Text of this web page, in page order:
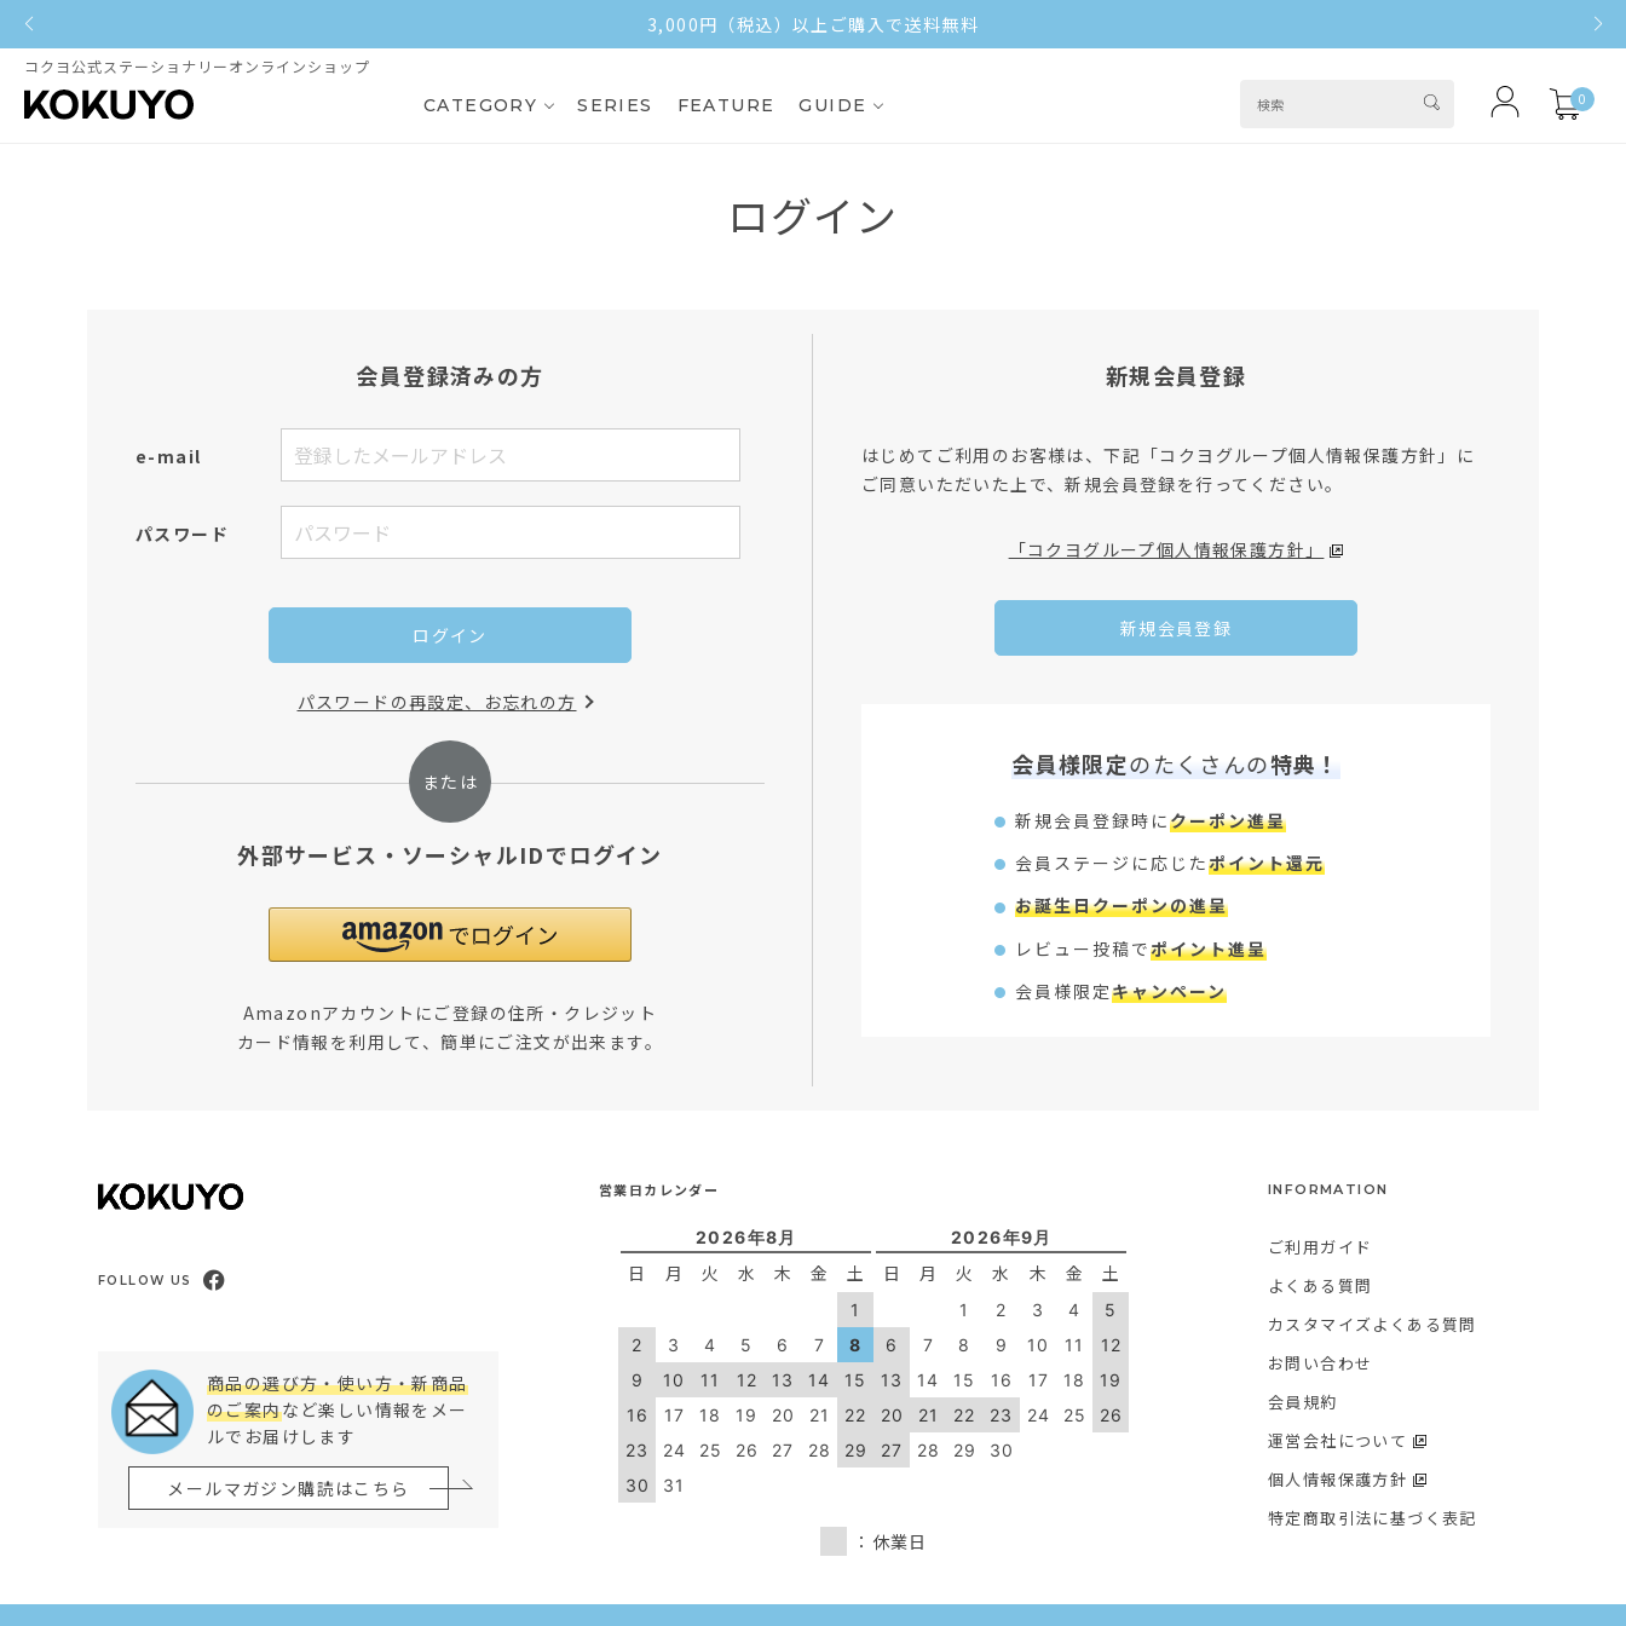
3,000円（税込）以上ご購入で送料無料
コクヨ公式ステーショナリーオンラインショップ
CATEGORY SERIES FEATURE GUIDE 0
ログイン
会員登録済みの方
e-mail
パスワード
ログイン
パスワードの再設定、お忘れの方
外部サービス・ソーシャルIDでログイン
Amazonアカウントにご登録の住所・クレジット
カード情報を利用して、簡単にご注文が出来ます。
新規会員登録
はじめてご利用のお客様は、下記「コクヨグループ個人情報保護方針」に
ご同意いただいた上で、新規会員登録を行ってください。
「コクヨグループ個人情報保護方針」
新規会員登録
会員様限定のたくさんの特典！
新規会員登録時にクーポン進呈
会員ステージに応じたポイント還元
お誕生日クーポンの進呈
レビュー投稿でポイント進呈
会員様限定キャンペーン
FOLLOW US
商品の選び方・使い方・新商品
のご案内など楽しい情報をメー
ルでお届けします
メールマガジン購読はこちら
営業日カレンダー
2026年8月
日 月 火 水 木 金 土
1
2
3 4 5 6 7
8
9
10 11 12 13 14
15
16
17 18 19 20 21
22
23
24 25 26 27 28
29
30
31
2026年9月
日 月 火 水 木 金 土
1 2 3 4
5
6
7 8 9 10 11
12
13
14 15 16 17 18
19
20
21 22 23 24 25
26
27
28 29 30
：休業日
INFORMATION
ご利用ガイド
よくある質問
カスタマイズよくある質問
お問い合わせ
会員規約
運営会社について
個人情報保護方針
特定商取引法に基づく表記